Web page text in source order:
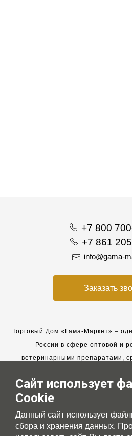
+7 800
+7 861
info@gama-
Заказать
Торговый Дом «Гама-Маркет» –
России в сфере оптовой и
ветеринарными препаратами,
Мы работаем с 2005 года. Мы
новых клиентов и всегда
долгосрочные
Сайт использует
Cookie
Данный сайт использует
сбора и хранения данных.